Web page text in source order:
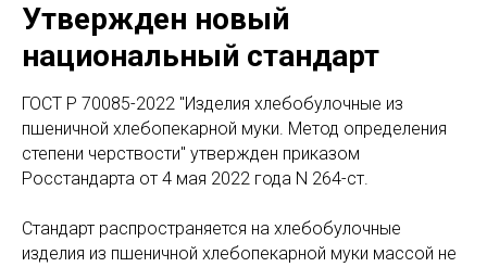
Утвержден новый
национальный стандарт
ГОСТ Р 70085-2022 "Изделия хлебобулочные из
пшеничной хлебопекарной муки. Метод определения
степени черствости" утвержден приказом
Росстандарта от 4 мая 2022 года N 264-ст.
Стандарт распространяется на хлебобулочные
изделия из пшеничной хлебопекарной муки массой не